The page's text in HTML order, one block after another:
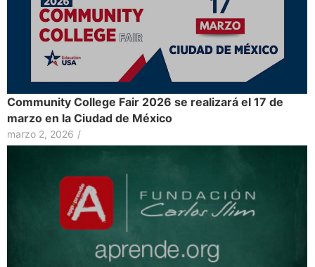
Community College Fair 2026 se realizará el 17 de
marzo en la Ciudad de México
marzo 2, 2026 /